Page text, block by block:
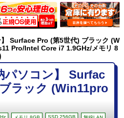
Surface Pro (第5世代) ブラック (W
Pro/Intel Core i7 1.9GHz/メモリ 8
ソコン】 Surfac
ラック (Win11pro
SSD 256GB